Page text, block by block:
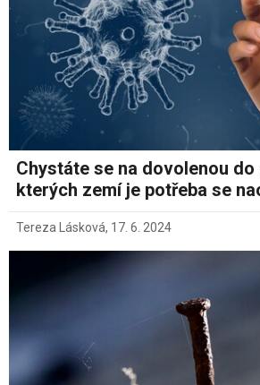
Chystáte se na dovolenou do
kterých zemí je potřeba se
Tereza Lásková, 17. 6. 2024